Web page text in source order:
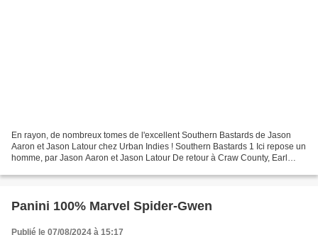
En rayon, de nombreux tomes de l'excellent Southern Bastards de Jason
Aaron et Jason Latour chez Urban Indies ! Southern Bastards 1 Ici repose un
homme, par Jason Aaron et Jason Latour De retour à Craw County, Earl
Panini 100% Marvel Spider-Gwen
Publié le 07/08/2024 à 15:17